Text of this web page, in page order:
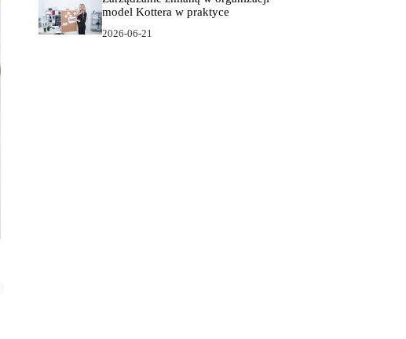
model Kottera w praktyce
2026-06-21